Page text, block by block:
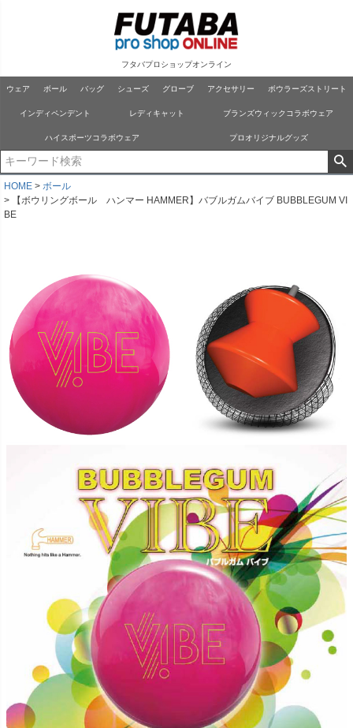
フタバプロショップオンライン
ウェア ボール バッグ シューズ グローブ アクセサリー ボウラーズストリート
インディペンデント レディキャット ブランズウィックコラボウェア
ハイスポーツコラボウェア プロオリジナルグッズ
HOME
ボール
【ボウリングボール ハンマー HAMMER】バブルガムバイブ BUBBLEGUM VI
BE